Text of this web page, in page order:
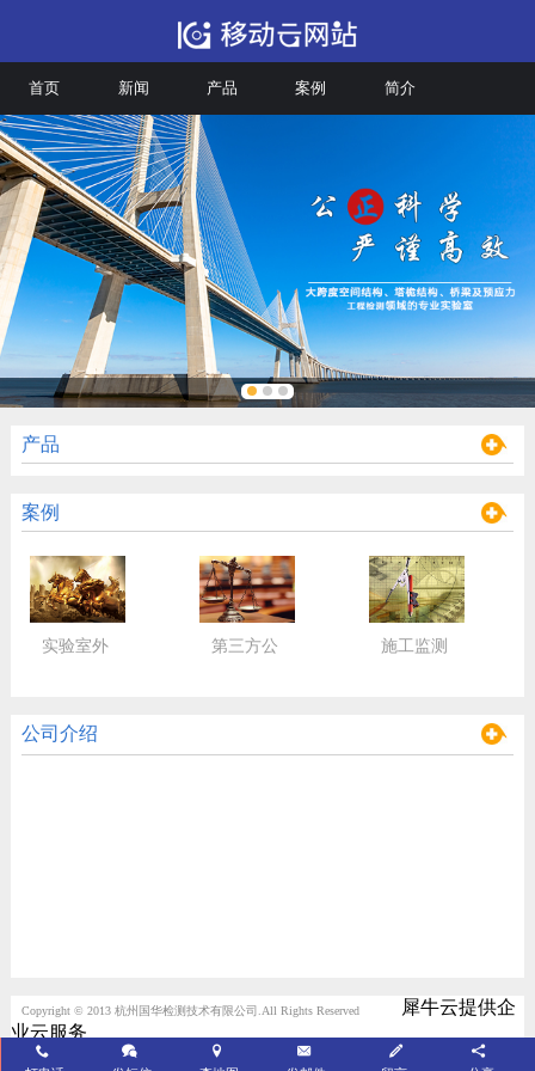
首页 新闻 产品 案例 简介
产品
案例
实验室外
第三方公
施工监测
公司介绍
Copyright © 2013 杭州国华检测技术有限公司.All Rights Reserved
犀牛云提供企
业云服务